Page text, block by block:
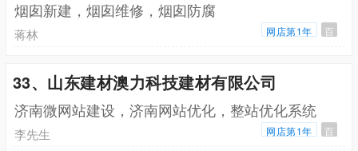
烟囱新建，烟囱维修，烟囱防腐
蒋林 网店第1年 百
33、山东建材澳力科技建材有限公司
济南微网站建设，济南网站优化，整站优化系统
李先生 网店第1年 百